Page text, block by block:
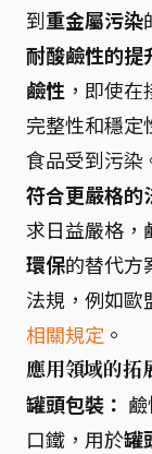
到重金屬污染
耐酸鹼性的提
鹼性 ，即使
完整性和穩定
食品受到污染
符合更嚴格的
求日益嚴格，
環保的替代方
法規，例如歐
相關規定 。
應用領域的拓
罐頭包裝：
口鐵，用於罐